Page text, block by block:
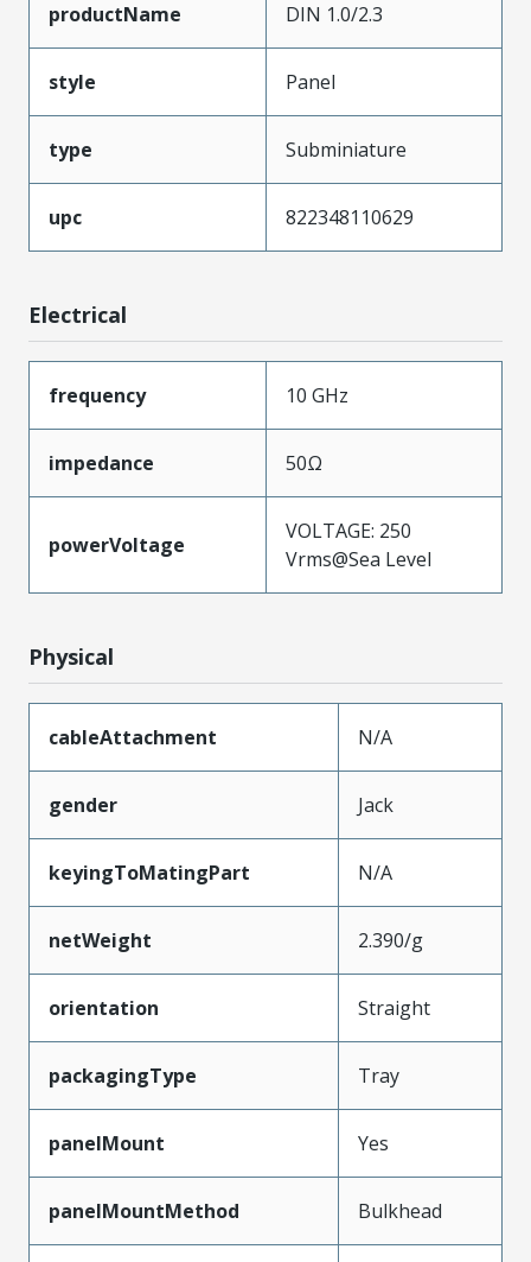
productName DIN 1.0/2.3
style Panel
type Subminiature
upc 822348110629
Electrical
frequency 10 GHz
impedance 50Ω
powerVoltage
VOLTAGE: 250
Vrms@Sea Level
Physical
cableAttachment N/A
gender Jack
keyingToMatingPart N/A
netWeight 2.390/g
orientation Straight
packagingType Tray
panelMount Yes
panelMountMethod Bulkhead